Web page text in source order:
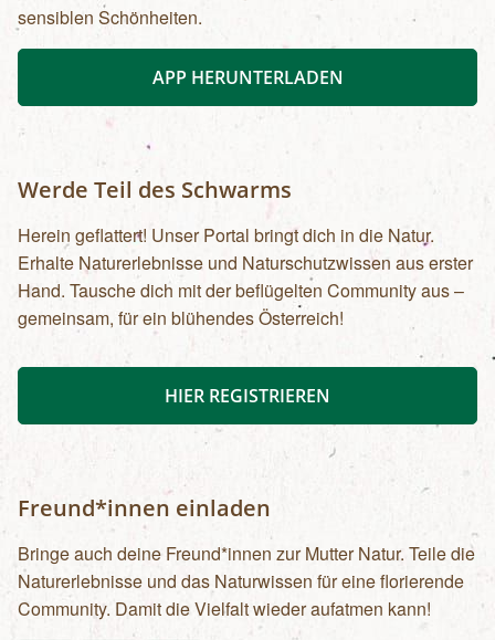
sensiblen Schönheiten.
APP HERUNTERLADEN
Werde Teil des Schwarms
Herein geflattert! Unser Portal bringt dich in die Natur.
Erhalte Naturerlebnisse und Naturschutzwissen aus erster
Hand. Tausche dich mit der beflügelten Community aus –
gemeinsam, für ein blühendes Österreich!
HIER REGISTRIEREN
Freund*innen einladen
Bringe auch deine Freund*innen zur Mutter Natur. Teile die
Naturerlebnisse und das Naturwissen für eine florierende
Community. Damit die Vielfalt wieder aufatmen kann!